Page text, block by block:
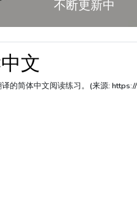
不断更新中
文
的简体中文阅读练习。(来源: